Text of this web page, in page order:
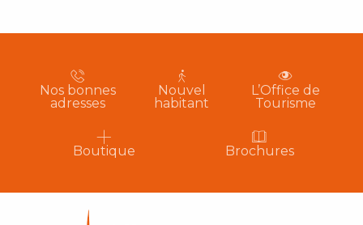
Nos bonnes
adresses
Nouvel
habitant
L’Office de
Tourisme
Boutique Brochures